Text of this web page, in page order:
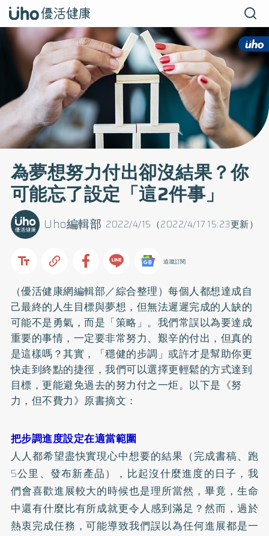
為夢想努力付出卻沒結果？你
可能忘了設定「這2件事」
2022/4/15（2022/4/17 15:23更新）
Uho編輯部
追蹤訂閱
（優活健康網編輯部／綜合整理）每個人都想達成自
己最終的人生目標與夢想，但無法遲遲完成的人缺的
可能不是勇氣，而是「策略」。我們常誤以為要達成
重要的事情，一定要非常努力、艱辛的付出，但真的
是這樣嗎？其實，「穩健的步調」或許才是幫助你更
快走到終點的捷徑，我們可以選擇更輕鬆的方式達到
目標，更能避免過去的努力付之一炬。以下是《努
力，但不費力》原書摘文：
把步調進度設定在適當範圍
人人都希望盡快實現心中想要的結果（完成書稿、跑
5公里、發布新產品），比起沒什麼進度的日子，我
們會喜歡進展較大的時候也是理所當然，畢竟，生命
中還有什麼比有所成就更令人感到滿足？然而，過於
熱衷完成任務，可能導致我們誤以為任何進展都是一